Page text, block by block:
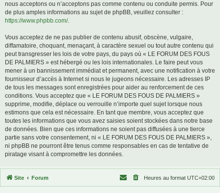
nous acceptons ou n’acceptons pas comme contenu ou conduite permis. Pour
de plus amples informations au sujet de phpBB, veuillez consulter :
https://www.phpbb.com/.
Vous acceptez de ne pas publier de contenu abusif, obscène, vulgaire,
diffamatoire, choquant, menaçant, à caractère sexuel ou tout autre contenu qui
peut transgresser les lois de votre pays, du pays où « LE FORUM DES FOUS
DE PALMIERS » est hébergé ou les lois internationales. Le faire peut vous
mener à un bannissement immédiat et permanent, avec une notification à votre
fournisseur d’accès à Internet si nous le jugeons nécessaire. Les adresses IP
de tous les messages sont enregistrées pour aider au renforcement de ces
conditions. Vous acceptez que « LE FORUM DES FOUS DE PALMIERS »
supprime, modifie, déplace ou verrouille n’importe quel sujet lorsque nous
estimons que cela est nécessaire. En tant que membre, vous acceptez que
toutes les informations que vous avez saisies soient stockées dans notre base
de données. Bien que ces informations ne soient pas diffusées à une tierce
partie sans votre consentement, ni « LE FORUM DES FOUS DE PALMIERS »,
ni phpBB ne pourront être tenus comme responsables en cas de tentative de
piratage visant à compromettre les données.
Site Forum Heures au format UTC+02:00